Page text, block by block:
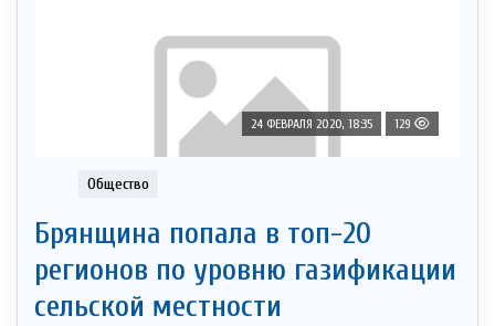
24 ФЕВРАЛЯ 2020, 18:35 129
Общество
Брянщина попала в топ-20
регионов по уровню газификации
сельской местности